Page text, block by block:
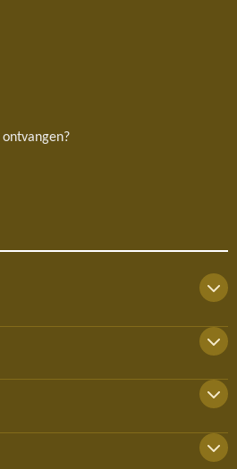
ontvangen?